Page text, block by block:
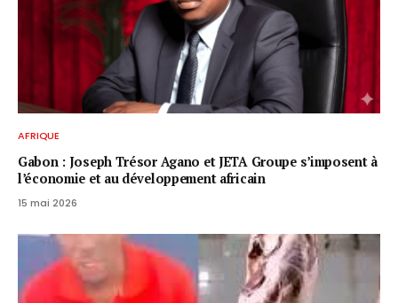
AFRIQUE
Gabon : Joseph Trésor Agano et JETA Groupe s’imposent à
l’économie et au développement africain
15 mai 2026